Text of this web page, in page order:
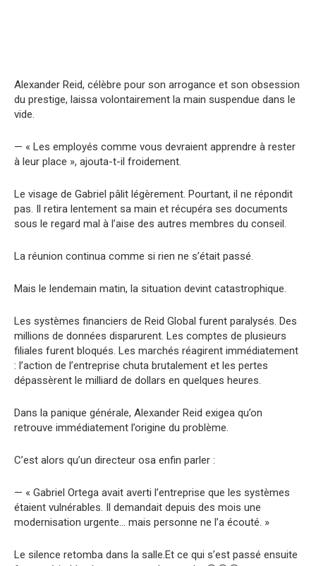
Alexander Reid, célèbre pour son arrogance et son obsession
du prestige, laissa volontairement la main suspendue dans le
vide.
— « Les employés comme vous devraient apprendre à rester
à leur place », ajouta-t-il froidement.
Le visage de Gabriel pâlit légèrement. Pourtant, il ne répondit
pas. Il retira lentement sa main et récupéra ses documents
sous le regard mal à l’aise des autres membres du conseil.
La réunion continua comme si rien ne s’était passé.
Mais le lendemain matin, la situation devint catastrophique.
Les systèmes financiers de Reid Global furent paralysés. Des
millions de données disparurent. Les comptes de plusieurs
filiales furent bloqués. Les marchés réagirent immédiatement
: l’action de l’entreprise chuta brutalement et les pertes
dépassèrent le milliard de dollars en quelques heures.
Dans la panique générale, Alexander Reid exigea qu’on
retrouve immédiatement l’origine du problème.
C’est alors qu’un directeur osa enfin parler :
— « Gabriel Ortega avait averti l’entreprise que les systèmes
étaient vulnérables. Il demandait depuis des mois une
modernisation urgente… mais personne ne l’a écouté. »
Le silence retomba dans la salle.Et ce qui s’est passé ensuite